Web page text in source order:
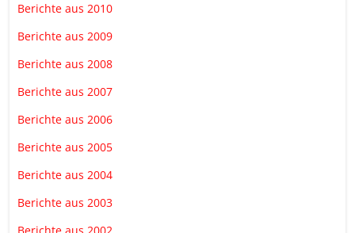
Berichte aus 2010
Berichte aus 2009
Berichte aus 2008
Berichte aus 2007
Berichte aus 2006
Berichte aus 2005
Berichte aus 2004
Berichte aus 2003